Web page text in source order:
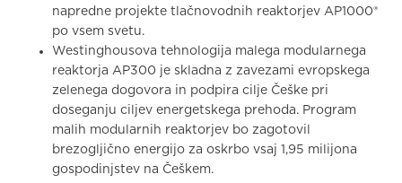
napredne projekte tlačnovodnih reaktorjev AP1000®
po vsem svetu.
Westinghousova tehnologija malega modularnega
reaktorja AP300 je skladna z zavezami evropskega
zelenega dogovora in podpira cilje Češke pri
doseganju ciljev energetskega prehoda. Program
malih modularnih reaktorjev bo zagotovil
brezogljično energijo za oskrbo vsaj 1,95 milijona
gospodinjstev na Češkem.